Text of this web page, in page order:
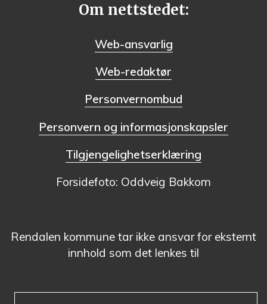
Om nettstedet:
Web-ansvarlig
Web-redaktør
Personvernombud
Personvern og informasjonskapsler
Tilgjengelighetserklæring
Forsidefoto: Oddveig Bakkom
Rendalen kommune tar ikke ansvar for eksternt
innhold som det lenkes til